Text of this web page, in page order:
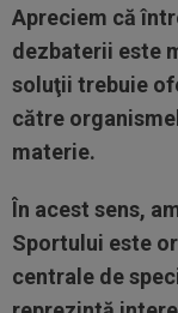
Apreciem că
dezbaterii este
soluţii trebuie
către
materie.
În acest sens,
Sportului este
centrale de